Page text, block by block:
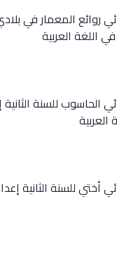
روائع المعمار في
اللغة العربية
الحاسوب للسنة
أختي للسنة الثانية